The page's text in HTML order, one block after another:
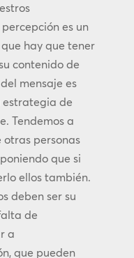
es un
hay que tener
contenido de
mensaje es
estrategia de
Tendemos a
personas
que si
ellos también.
deben ser su
de
a
que pueden